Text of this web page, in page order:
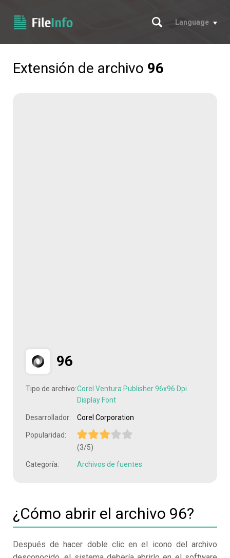
Buscar
Language
Extensión de archivo 96
96
Tipo de archivo:Corel Ventura Publisher 96x96 Dpi
Display Font
Desarrollador: Corel Corporation
Popularidad:
(3/5)
Categoría: Archivos de fuentes
¿Cómo abrir el archivo 96?
Después de hacer doble clic en el icono del archivo